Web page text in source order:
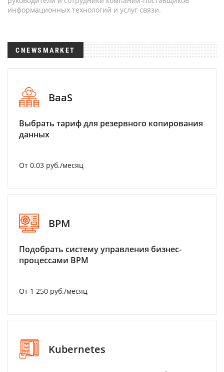
информационных технологий и услуг связи.
CNEWSMARKET
BaaS
Выбрать тариф для резервного копирования
данных
От 0.03 руб./месяц
BPM
Подобрать систему управления бизнес-
процессами BPM
От 1 250 руб./месяц
Kubernetes